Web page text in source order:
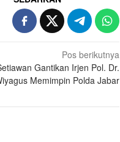
Pos berikutnya
Gantikan Irjen Pol. Dr.
Memimpin Polda Jabar